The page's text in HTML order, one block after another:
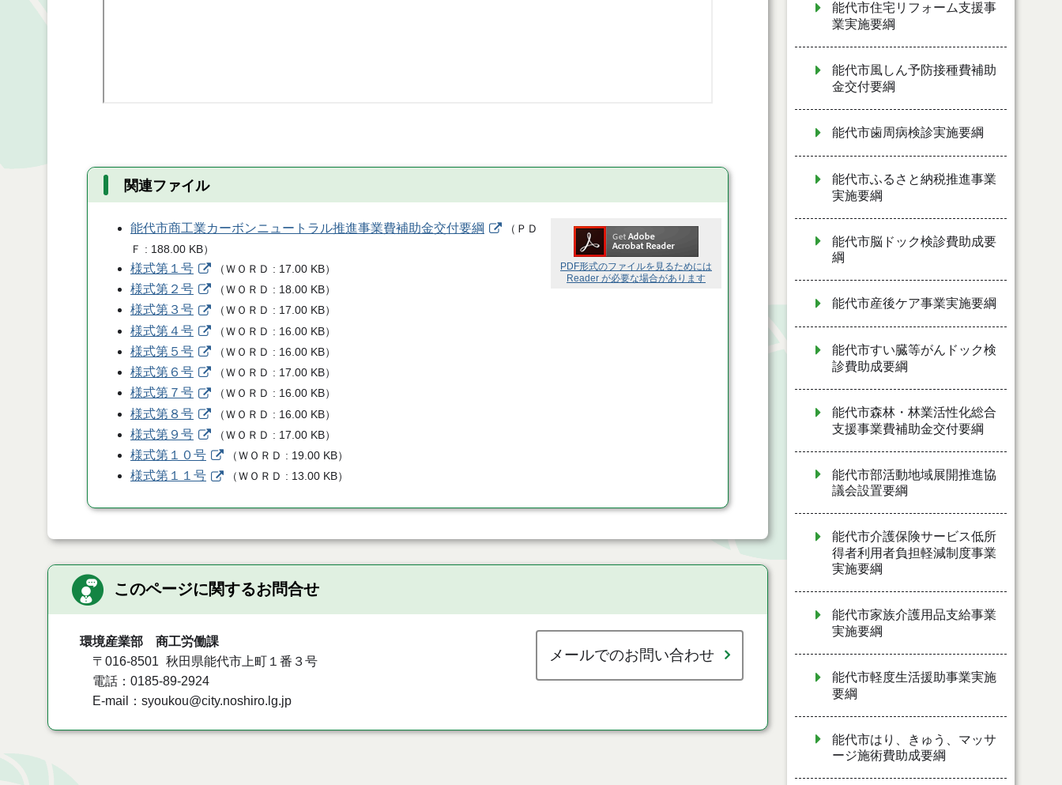
関連ファイル
PDF形式のファイルを見るためには
Reader が必要な場合があります
能代市商工業カーボンニュートラル推進事業費補助金交付要綱 （ ＰＤ
Ｆ
188.00 KB）
様式第１号 （ＷＯＲＤ 17.00 KB）
様式第２号 （ＷＯＲＤ 18.00 KB）
様式第３号 （ＷＯＲＤ 17.00 KB）
様式第４号 （ＷＯＲＤ 16.00 KB）
様式第５号 （ＷＯＲＤ 16.00 KB）
様式第６号 （ＷＯＲＤ 17.00 KB）
様式第７号 （ＷＯＲＤ 16.00 KB）
様式第８号 （ＷＯＲＤ 16.00 KB）
様式第９号 （ＷＯＲＤ 17.00 KB）
様式第１０号 （ＷＯＲＤ 19.00 KB）
様式第１１号 （ＷＯＲＤ 13.00 KB）
このページに関するお問合せ
環境産業部 商工労働課
〒016-8501
秋田県能代市上町１番３号
電話：0185-89-2924
E-mail：syoukou@city.noshiro.lg.jp
メールでのお問い合わせ
能代市住宅リフォーム支援事
業実施要綱
能代市風しん予防接種費補助
金交付要綱
能代市歯周病検診実施要綱
能代市ふるさと納税推進事業
実施要綱
能代市脳ドック検診費助成要
綱
能代市産後ケア事業実施要綱
能代市すい臓等がんドック検
診費助成要綱
能代市森林・林業活性化総合
支援事業費補助金交付要綱
能代市部活動地域展開推進協
議会設置要綱
能代市介護保険サービス低所
得者利用者負担軽減制度事業
実施要綱
能代市家族介護用品支給事業
実施要綱
能代市軽度生活援助事業実施
要綱
能代市はり、きゅう、マッサ
ージ施術費助成要綱